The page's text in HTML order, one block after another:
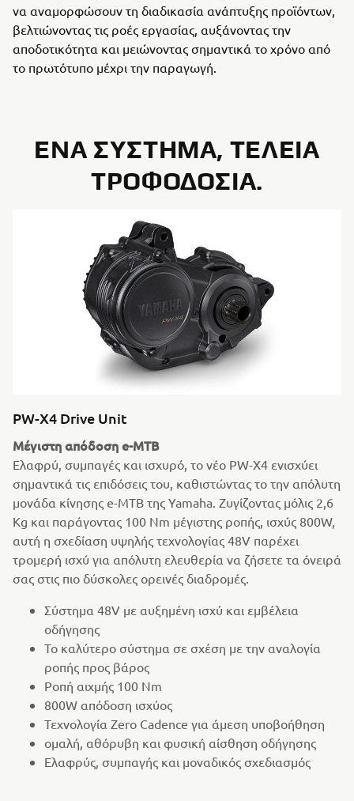
να αναμορφώσουν τη διαδικασία ανάπτυξης προϊόντων,
βελτιώνοντας τις ροές εργασίας, αυξάνοντας την
αποδοτικότητα και μειώνοντας σημαντικά το χρόνο από
το πρωτότυπο μέχρι την παραγωγή.
ΕΝΑ ΣΥΣΤΗΜΑ, ΤΕΛΕΙΑ
ΤΡΟΦΟΔΟΣΙΑ.
PW-X4 Drive Unit
Μέγιστη απόδοση e-MTB
Ελαφρύ, συμπαγές και ισχυρό, το νέο PW-X4 ενισχύει
σημαντικά τις επιδόσεις του, καθιστώντας το την απόλυτη
μονάδα κίνησης e-MTB της Yamaha. Ζυγίζοντας μόλις 2,6
Kg και παράγοντας 100 Nm μέγιστης ροπής, ισχύς 800W,
αυτή η σχεδίαση υψηλής τεχνολογίας 48V παρέχει
τρομερή ισχύ για απόλυτη ελευθερία να ζήσετε τα όνειρά
σας στις πιο δύσκολες ορεινές διαδρομές.
Σύστημα 48V με αυξημένη ισχύ και εμβέλεια
οδήγησης
Το καλύτερο σύστημα σε σχέση με την αναλογία
ροπής προς βάρος
Ροπή αιχμής 100 Nm
800W απόδοση ισχύος
Τεχνολογία Zero Cadence για άμεση υποβοήθηση
ομαλή, αθόρυβη και φυσική αίσθηση οδήγησης
Ελαφρύς, συμπαγής και μοναδικός σχεδιασμός